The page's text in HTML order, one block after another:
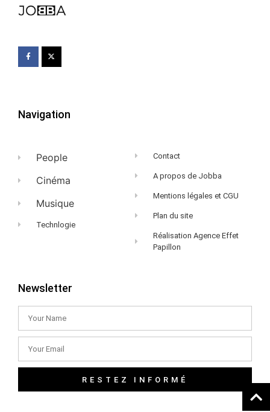
Navigation
People
Cinéma
Musique
Technlogie
Contact
A propos de Jobba
Mentions légales et CGU
Plan du site
Réalisation Agence Effet
Papillon
Newsletter
RESTEZ INFORMÉ